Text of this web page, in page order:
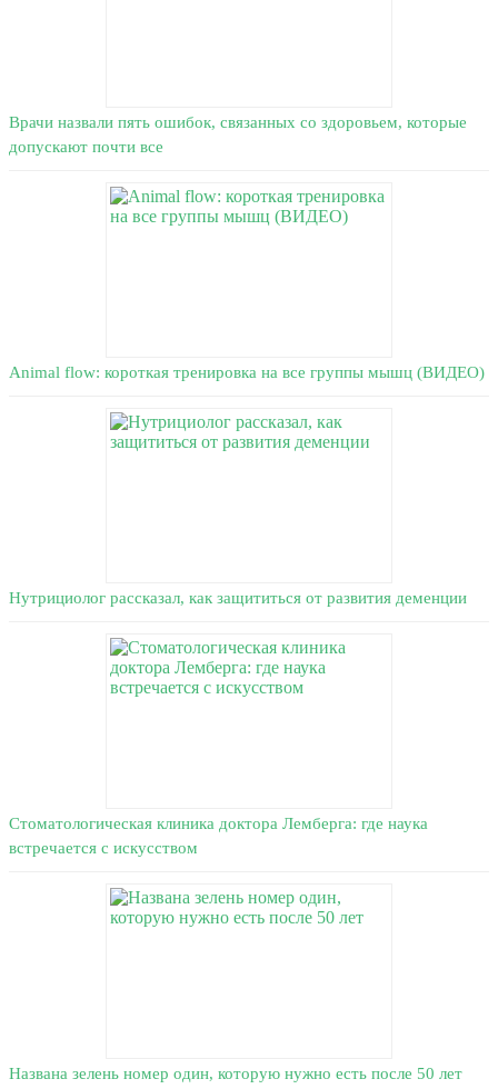
Врачи назвали пять ошибок, связанных со здоровьем, которые
допускают почти все
Animal flow: короткая тренировка на все группы мышц (ВИДЕО)
Нутрициолог рассказал, как защититься от развития деменции
Стоматологическая клиника доктора Лемберга: где наука
встречается с искусством
Названа зелень номер один, которую нужно есть после 50 лет